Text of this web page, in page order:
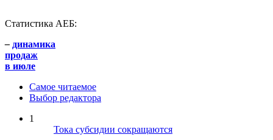
Статистика АЕБ:
– динамика
продаж
в июле
Самое читаемое
Выбор редактора
1
Тока субсидии сокращаются